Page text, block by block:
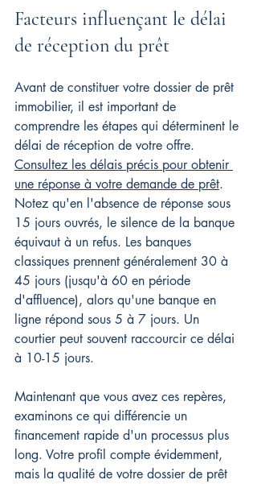
Facteurs influençant le délai
de réception du prêt
Avant de constituer votre dossier de prêt
immobilier, il est important de
comprendre les étapes qui déterminent le
délai de réception de votre offre.
Consultez les délais précis pour obtenir
une réponse à votre demande de prêt.
Notez qu'en l'absence de réponse sous
15 jours ouvrés, le silence de la banque
équivaut à un refus. Les banques
classiques prennent généralement 30 à
45 jours (jusqu'à 60 en période
d'affluence), alors qu'une banque en
ligne répond sous 5 à 7 jours. Un
courtier peut souvent raccourcir ce délai
à 10-15 jours.
Maintenant que vous avez ces repères,
examinons ce qui différencie un
financement rapide d'un processus plus
long. Votre profil compte évidemment,
mais la qualité de votre dossier de prêt